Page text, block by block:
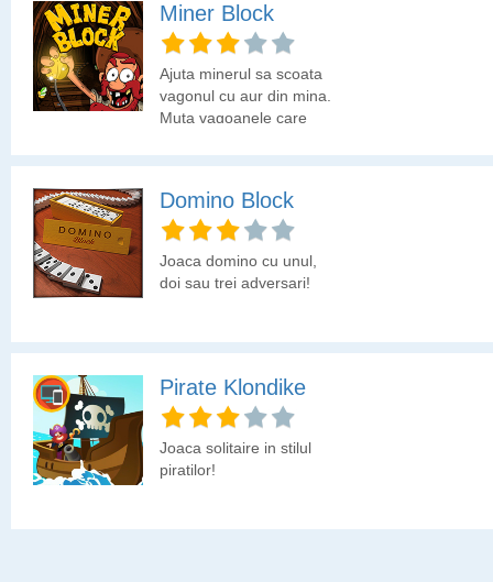
doua echipe. Se joaca cu
24 de carti. Euchre se
pe construirea celei mai
bune strategii pentru
castig.
Miner Block
Ajuta minerul sa scoata
vagonul cu aur din mina.
Muta vagoanele care
Domino Block
Joaca domino cu unul,
doi sau trei adversari!
Pirate Klondike
Joaca solitaire in stilul
piratilor!